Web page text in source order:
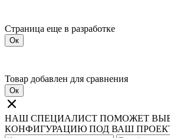
Страница еще в разработке
Ок
Товар добавлен для сравнения
Ок
НАШ СПЕЦИАЛИСТ ПОМОЖЕТ
КОНФИГУРАЦИЮ ПОД ВАШ